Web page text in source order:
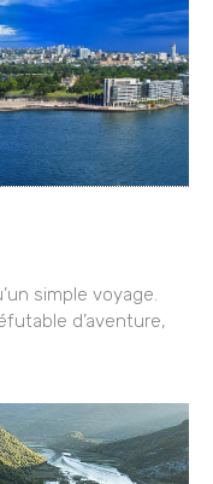
simple voyage.
d’aventure,